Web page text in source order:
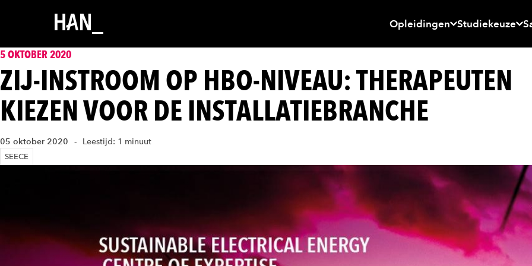
Opleidingen Studiekeuze
5 OKTOBER 2020
ZIJ-INSTROOM OP HBO-NIVEAU: THERAPEUTEN
KIEZEN VOOR DE INSTALLATIEBRANCHE
05 oktober 2020 Leestijd: 1 minuut
SEECE